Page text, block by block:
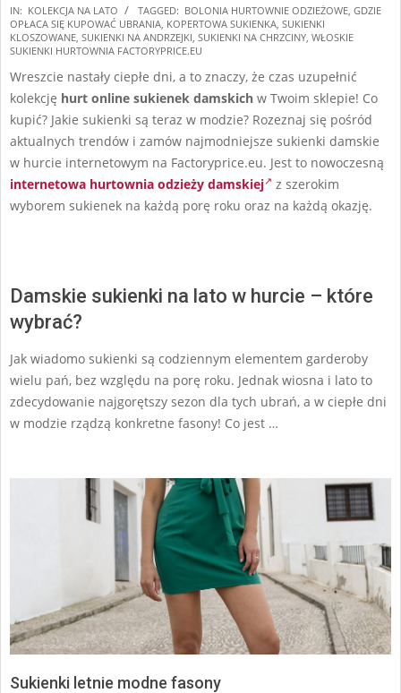
2025-
07-
07
IN: KOLEKCJA NA LATO TAGGED: BOLONIA HURTOWNIE ODZIEŻOWE GDZIE
OPŁACA SIĘ KUPOWAĆ UBRANIA KOPERTOWA SUKIENKA SUKIENKI
KLOSZOWANE SUKIENKI NA ANDRZEJKI SUKIENKI NA CHRZCINY WŁOSKIE
SUKIENKI HURTOWNIA FACTORYPRICE.EU
Wreszcie nastały ciepłe dni, a to znaczy, że czas uzupełnić
kolekcję hurt online sukienek damskich w Twoim sklepie! Co
kupić? Jakie sukienki są teraz w modzie? Rozeznaj się pośród
aktualnych trendów i zamów najmodniejsze sukienki damskie
w hurcie internetowym na Factoryprice.eu. Jest to nowoczesną
internetowa hurtownia odzieży damskiej
z szerokim
wyborem sukienek na każdą porę roku oraz na każdą okazję.
Damskie sukienki na lato w hurcie – które
wybrać?
Jak wiadomo sukienki są codziennym elementem garderoby
wielu pań, bez względu na porę roku. Jednak wiosna i lato to
zdecydowanie najgorętszy sezon dla tych ubrań, a w ciepłe dni
w modzie rządzą konkretne fasony! Co jest …
Sukienki letnie modne fasony